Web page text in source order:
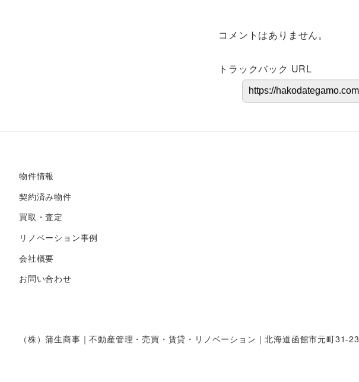
コメントはありません。
トラックバック URL
物件情報
契約済み物件
買取・査定
リノベーション事例
会社概要
お問い合わせ
（株）蒲生商事｜不動産管理・売買・賃貸・リノベーション｜北海道函館市元町31-23